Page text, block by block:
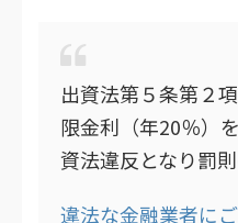
出資法第５条第２
限金利（年20％）
資法違反となり罰
違法な金融業者に